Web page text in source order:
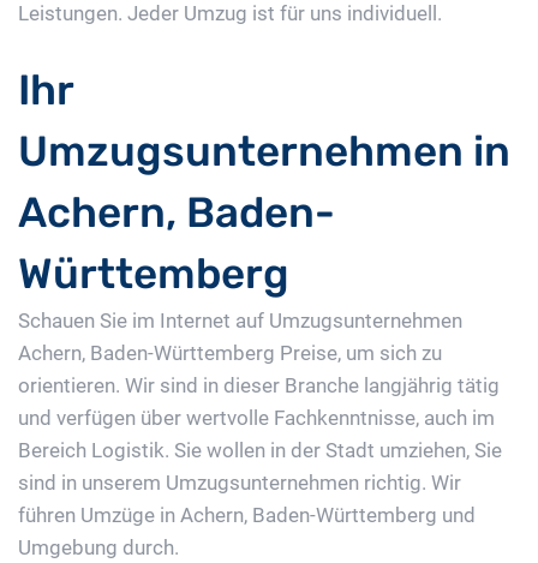
Leistungen. Jeder Umzug ist für uns individuell.
Ihr
Umzugsunternehmen in
Achern, Baden-
Württemberg
Schauen Sie im Internet auf Umzugsunternehmen
Achern, Baden-Württemberg Preise, um sich zu
orientieren. Wir sind in dieser Branche langjährig tätig
und verfügen über wertvolle Fachkenntnisse, auch im
Bereich Logistik. Sie wollen in der Stadt umziehen, Sie
sind in unserem Umzugsunternehmen richtig. Wir
führen Umzüge in Achern, Baden-Württemberg und
Umgebung durch.